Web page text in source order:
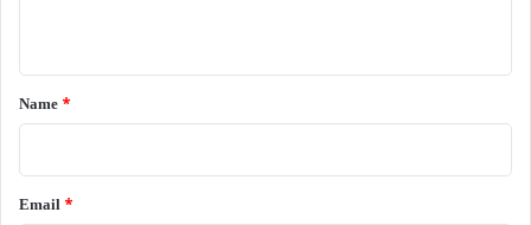
*
Name *
Email *